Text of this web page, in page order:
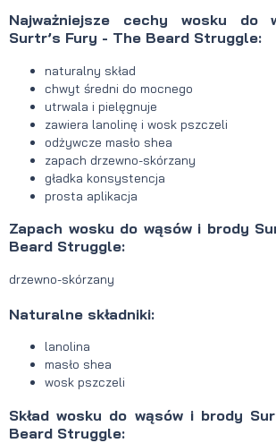
Najważniejsze cechy wosku do
Surtr’s Fury - The Beard Struggle:
naturalny skład
chwyt średni do mocnego
utrwala i pielęgnuje
zawiera lanolinę i wosk pszczeli
odżywcze masło shea
zapach drzewno-skórzany
gładka konsystencja
prosta aplikacja
Zapach wosku do wąsów i brody
Beard Struggle:
drzewno-skórzany
Naturalne składniki:
lanolina
masło shea
wosk pszczeli
Skład wosku do wąsów i brody
Beard Struggle: